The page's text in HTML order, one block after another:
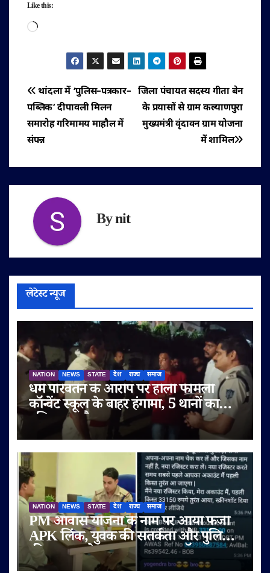
Like this:
Loading…
पोस्ट
नेविगेशन
जिला पंचायत सदस्य गीता बेन
के प्रयासों से ग्राम कल्याणपुरा
मुख्यमंत्री वृंदावन ग्राम योजना
में शामिल
थांदला में ‘पुलिस–पत्रकार–
पब्लिक’ दीपावली मिलन
समारोह गरिमामय माहौल में
संपन्न
Bynit
लेटेस्ट न्यूज
NATION NEWS STATE देश राज्य समाज
धर्म परिवर्तन के आरोप पर होली फैमिली
कॉन्वेंट स्कूल के बाहर हंगामा, 5 थानों का
पुलिस बल तैनात
NATION NEWS STATE देश राज्य समाज
PM आवास योजना के नाम पर आया फर्जी
APK लिंक, युवक की सतर्कता और पुलिस
की तत्परता से टला बड़ा साइबर फ्रॉड